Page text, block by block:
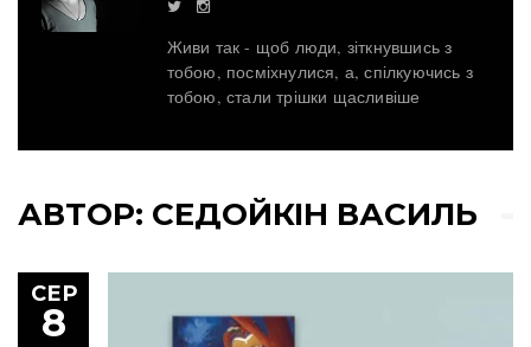
Живи так - щоб люди, зіткнувшись з
тобою, посміхнулися, а, спілкуючись з
тобою, стали трішки щасливіше
АВТОР: СЕДОЙКІН ВАСИЛЬ
СЕР
8